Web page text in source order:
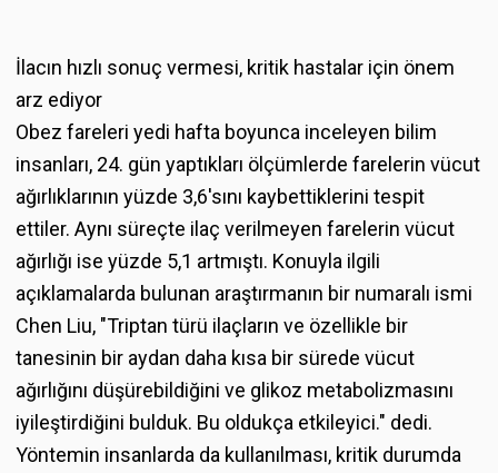
İlacın hızlı sonuç vermesi, kritik hastalar için önem
arz ediyor
Obez fareleri yedi hafta boyunca inceleyen bilim
insanları, 24. gün yaptıkları ölçümlerde farelerin vücut
ağırlıklarının yüzde 3,6'sını kaybettiklerini tespit
ettiler. Aynı süreçte ilaç verilmeyen farelerin vücut
ağırlığı ise yüzde 5,1 artmıştı. Konuyla ilgili
açıklamalarda bulunan araştırmanın bir numaralı ismi
Chen Liu, "Triptan türü ilaçların ve özellikle bir
tanesinin bir aydan daha kısa bir sürede vücut
ağırlığını düşürebildiğini ve glikoz metabolizmasını
iyileştirdiğini bulduk. Bu oldukça etkileyici." dedi.
Yöntemin insanlarda da kullanılması, kritik durumda